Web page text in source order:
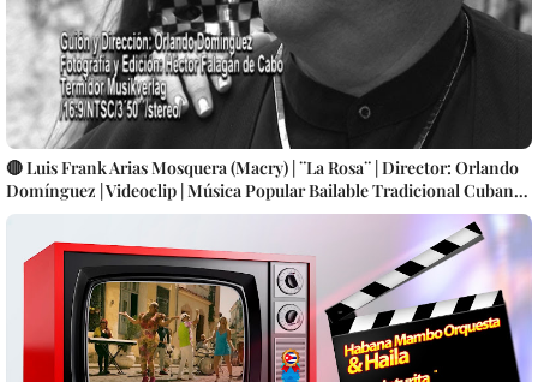
🔴 Luis Frank Arias Mosquera (Macry) | ¨La Rosa¨ | Director: Orlando
Domínguez | Videoclip | Música Popular Bailable Tradicional Cubana |
SON | Artistas Cubanos | Canción | CUBA